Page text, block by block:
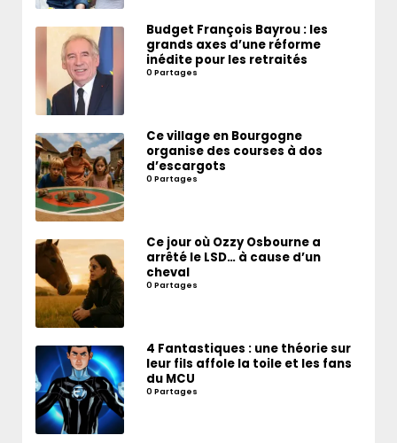
Budget François Bayrou : les
grands axes d’une réforme
inédite pour les retraités
0 Partages
Ce village en Bourgogne
organise des courses à dos
d’escargots
0 Partages
Ce jour où Ozzy Osbourne a
arrêté le LSD… à cause d’un
cheval
0 Partages
4 Fantastiques : une théorie sur
leur fils affole la toile et les fans
du MCU
0 Partages